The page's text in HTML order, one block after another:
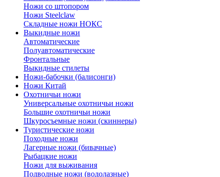
Ножи со штопором
Ножи Steelclaw
Складные ножи НОКС
Выкидные ножи
Автоматические
Полуавтоматические
Фронтальные
Выкидные стилеты
Ножи-бабочки (балисонги)
Ножи Китай
Охотничьи ножи
Универсальные охотничьи ножи
Большие охотничьи ножи
Шкуросъемные ножи (скиннеры)
Туристические ножи
Походные ножи
Лагерные ножи (бивачные)
Рыбацкие ножи
Ножи для выживания
Подводные ножи (водолазные)